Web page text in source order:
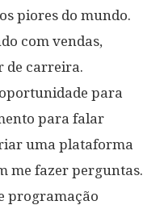
piores do mundo.
com vendas,
de carreira.
para
para falar
uma plataforma
me fazer perguntas.
programação